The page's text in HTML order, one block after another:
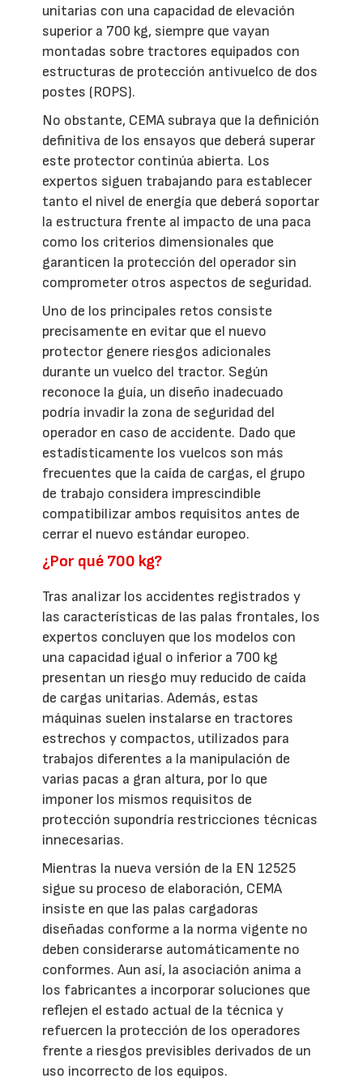
unitarias con una capacidad de elevación
superior a 700 kg, siempre que vayan
montadas sobre tractores equipados con
estructuras de protección antivuelco de dos
postes (ROPS).
No obstante, CEMA subraya que la definición
definitiva de los ensayos que deberá superar
este protector continúa abierta. Los
expertos siguen trabajando para establecer
tanto el nivel de energía que deberá soportar
la estructura frente al impacto de una paca
como los criterios dimensionales que
garanticen la protección del operador sin
comprometer otros aspectos de seguridad.
Uno de los principales retos consiste
precisamente en evitar que el nuevo
protector genere riesgos adicionales
durante un vuelco del tractor. Según
reconoce la guía, un diseño inadecuado
podría invadir la zona de seguridad del
operador en caso de accidente. Dado que
estadísticamente los vuelcos son más
frecuentes que la caída de cargas, el grupo
de trabajo considera imprescindible
compatibilizar ambos requisitos antes de
cerrar el nuevo estándar europeo.
¿Por qué 700 kg?
Tras analizar los accidentes registrados y
las características de las palas frontales, los
expertos concluyen que los modelos con
una capacidad igual o inferior a 700 kg
presentan un riesgo muy reducido de caída
de cargas unitarias. Además, estas
máquinas suelen instalarse en tractores
estrechos y compactos, utilizados para
trabajos diferentes a la manipulación de
varias pacas a gran altura, por lo que
imponer los mismos requisitos de
protección supondría restricciones técnicas
innecesarias.
Mientras la nueva versión de la EN 12525
sigue su proceso de elaboración, CEMA
insiste en que las palas cargadoras
diseñadas conforme a la norma vigente no
deben considerarse automáticamente no
conformes. Aun así, la asociación anima a
los fabricantes a incorporar soluciones que
reflejen el estado actual de la técnica y
refuercen la protección de los operadores
frente a riesgos previsibles derivados de un
uso incorrecto de los equipos.